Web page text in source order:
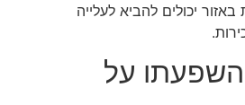
יכולים להביא לעלייה
על